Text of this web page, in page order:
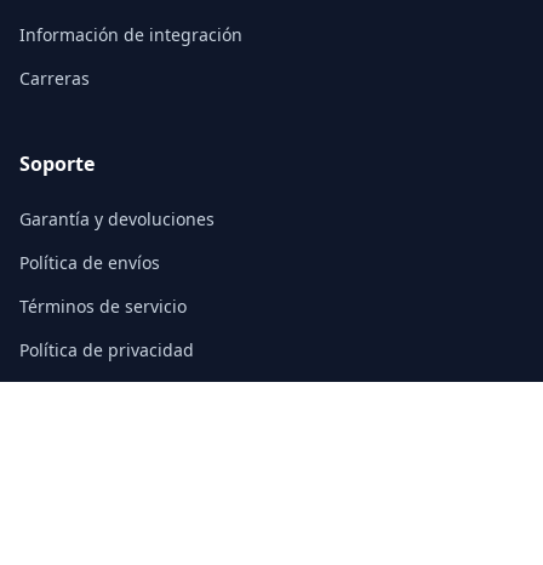
Información de integración
Carreras
Soporte
Garantía y devoluciones
Política de envíos
Términos de servicio
Política de privacidad